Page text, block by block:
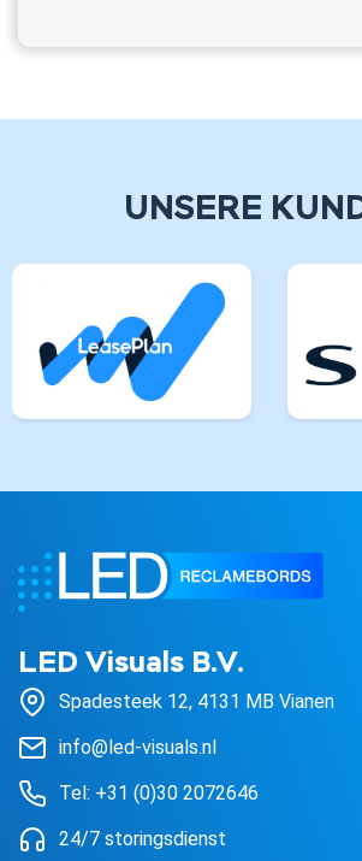
UNSERE
LED Visuals B.V.
Spadesteek 12, 4131 MB Vianen
info@led-visuals.nl
Tel: +31 (0)30 2072646
24/7 storingsdienst